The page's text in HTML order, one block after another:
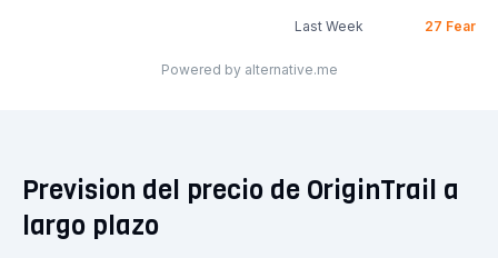
Last Week 27 Fear
Powered by alternative.me
Prevision del precio de OriginTrail a
largo plazo